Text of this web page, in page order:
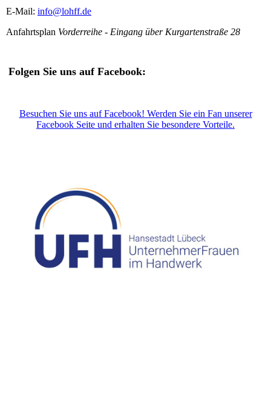
E-Mail: info@lohff.de
Anfahrtsplan Vorderreihe - Eingang über Kurgartenstraße 28
Folgen Sie uns auf Facebook:
Besuchen Sie uns auf Facebook! Werden Sie ein Fan unserer
Facebook Seite und erhalten Sie besondere Vorteile.